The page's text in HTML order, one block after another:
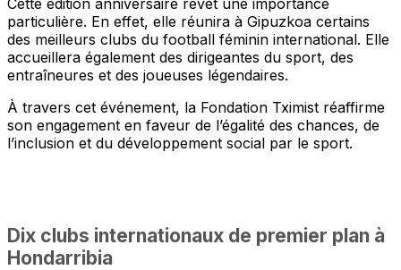
particulière. En effet, elle réunira à Gipuzkoa certains
des meilleurs clubs du football féminin international. Elle
accueillera également des dirigeantes du sport, des
entraîneures et des joueuses légendaires.
À travers cet événement, la Fondation Tximist réaffirme
son engagement en faveur de l’égalité des chances, de
l’inclusion et du développement social par le sport.
Dix clubs internationaux de premier plan à
Hondarribia